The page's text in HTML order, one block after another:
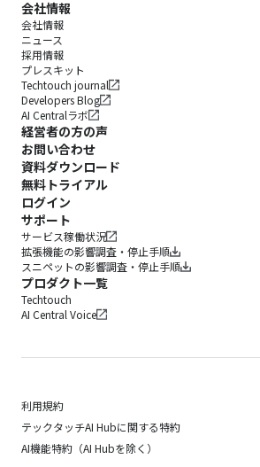
会社情報
会社情報
ニュース
採用情報
プレスキット
Techtouch journal
Developers Blog
AI Centralラボ
経営者の方の声
お問い合わせ
資料ダウンロード
無料トライアル
ログイン
サポート
サービス稼働状況
拡張機能の影響調査・停止手順
スニペットの影響調査・停止手順
プロダクト一覧
Techtouch
AI Central Voice
利用規約
テックタッチAI Hubに関する特約
AI機能特約（AI Hubを除く）